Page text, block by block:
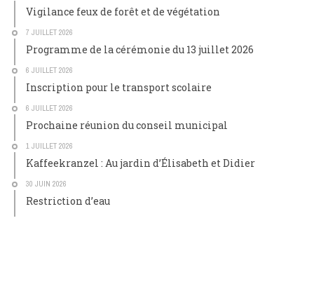
Vigilance feux de forêt et de végétation
7 JUILLET 2026
Programme de la cérémonie du 13 juillet 2026
6 JUILLET 2026
Inscription pour le transport scolaire
6 JUILLET 2026
Prochaine réunion du conseil municipal
1 JUILLET 2026
Kaffeekranzel : Au jardin d’Élisabeth et Didier
30 JUIN 2026
Restriction d’eau